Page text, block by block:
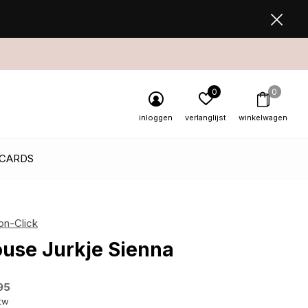
inloggen verlanglijst
0
winkelwagen
0
Click
Jurkje Sienna